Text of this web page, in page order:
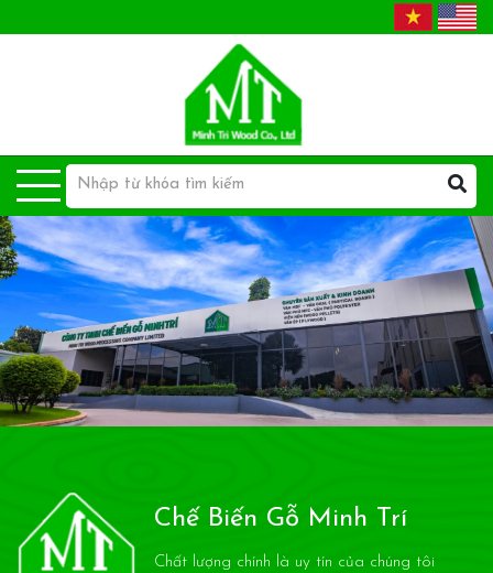
Chế Biến Gỗ Minh Trí
Chất lượng chính là uy tín của chúng tôi